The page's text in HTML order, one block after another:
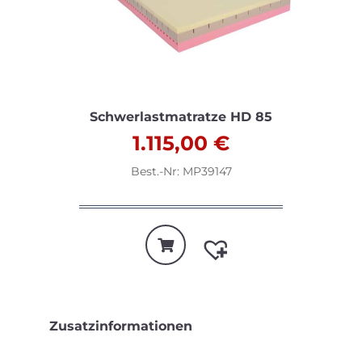
Schwerlastmatratze HD 85
1.115,00 €
Best.-Nr: MP39147
Zusatzinformationen